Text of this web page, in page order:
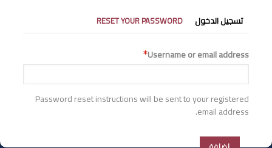
التبويبات
الأساسية
تسجيل الدخول RESET YOUR PASSWORD
Username or email address
Password reset instructions will be sent to your registered
email address.